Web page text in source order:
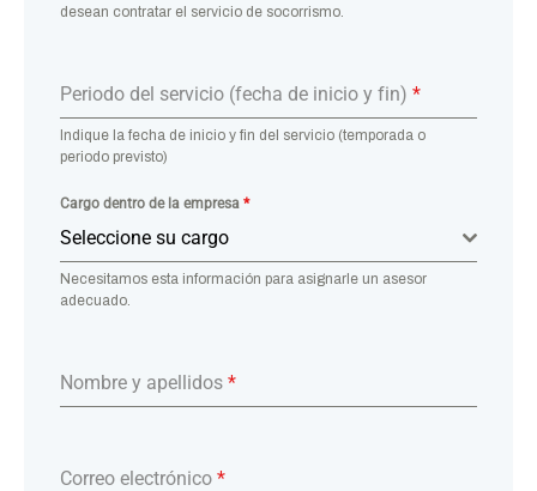
desean contratar el servicio de socorrismo.
Periodo del servicio (fecha de inicio y fin) *
Indique la fecha de inicio y fin del servicio (temporada o
periodo previsto)
Cargo dentro de la empresa *
Seleccione su cargo
Necesitamos esta información para asignarle un asesor
adecuado.
Nombre y apellidos *
Correo electrónico *